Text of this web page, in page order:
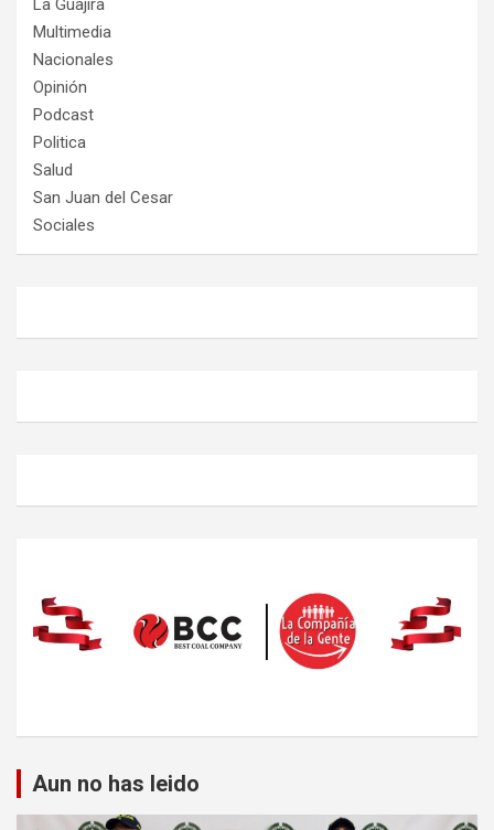
La Guajira
Multimedia
Nacionales
Opinión
Podcast
Politica
Salud
San Juan del Cesar
Sociales
Aun no has leido